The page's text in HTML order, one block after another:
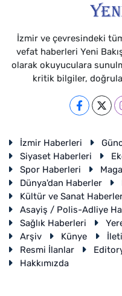
İzmir ve çevresindeki
vefat haberleri Yeni
olarak okuyuculara
kritik bilgiler,
İzmir Haberleri
Siyaset Haberleri
Spor Haberleri
Dünya'dan Haberler
Kültür ve Sanat
Asayiş / Polis-Adliye
Sağlık Haberleri
Arşiv
Künye
Resmi İlanlar
Hakkımızda